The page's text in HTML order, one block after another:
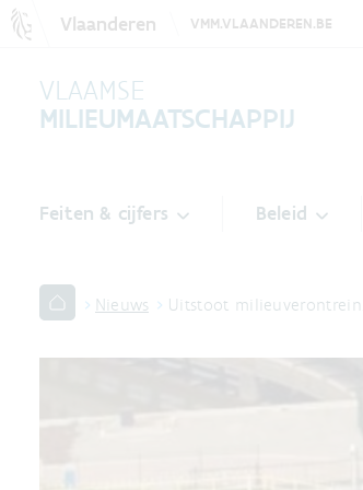
Vlaanderen VMM.VLAANDEREN.BE
VLAAMSE
MILIEUMAATSCHAPPIJ
Feiten & cijfers Beleid
Nieuws Uitstoot milieuverontrein…